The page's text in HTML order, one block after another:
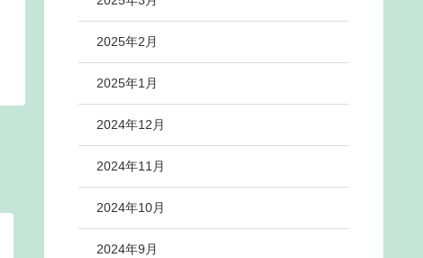
2025年2月
2025年1月
2024年12月
2024年11月
2024年10月
2024年9月